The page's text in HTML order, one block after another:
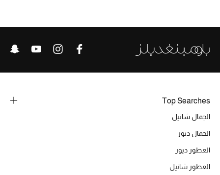
ما وصل حديثاً
هدايا للأطفال
مستلزمات الأطفال الرضع
Top Searches
الجمال شانيل
الجمال ديور
العطور ديور
العطور شانيل